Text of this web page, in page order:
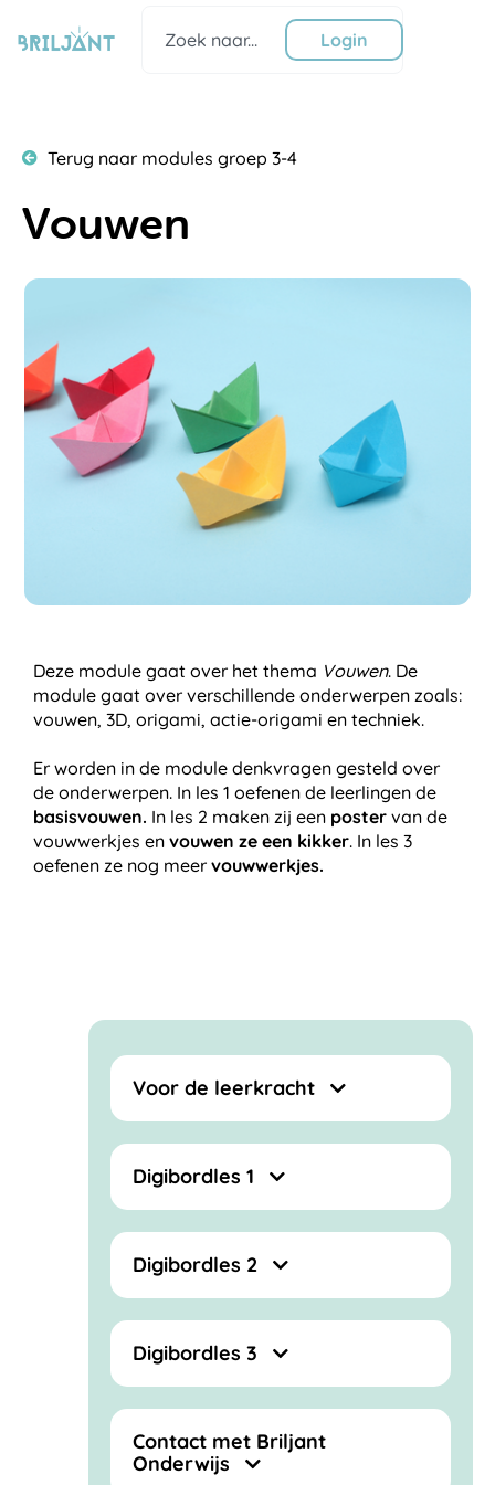
naar
de
Login
Terug naar modules groep 3-4
Vouwen
Deze module gaat over het thema Vouwen. De
module gaat over verschillende onderwerpen zoals:
vouwen, 3D, origami, actie-origami en techniek.
Er worden in de module denkvragen gesteld over
de onderwerpen. In les 1 oefenen de leerlingen de
basisvouwen. In les 2 maken zij een poster van de
vouwwerkjes en vouwen ze een kikker. In les 3
oefenen ze nog meer vouwwerkjes.
Voor de leerkracht
Digibordles 1
Digibordles 2
Digibordles 3
Contact met Briljant
Onderwijs